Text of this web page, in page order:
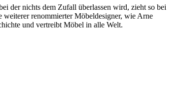
der nichts dem Zufall überlassen wird, zieht so bei
renommierter Möbeldesigner, wie Arne
und vertreibt Möbel in alle Welt.